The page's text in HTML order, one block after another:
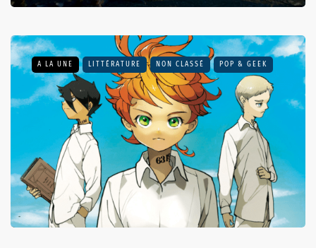
A LA UNE LITTÉRATURE NON CLASSÉ POP & GEEK